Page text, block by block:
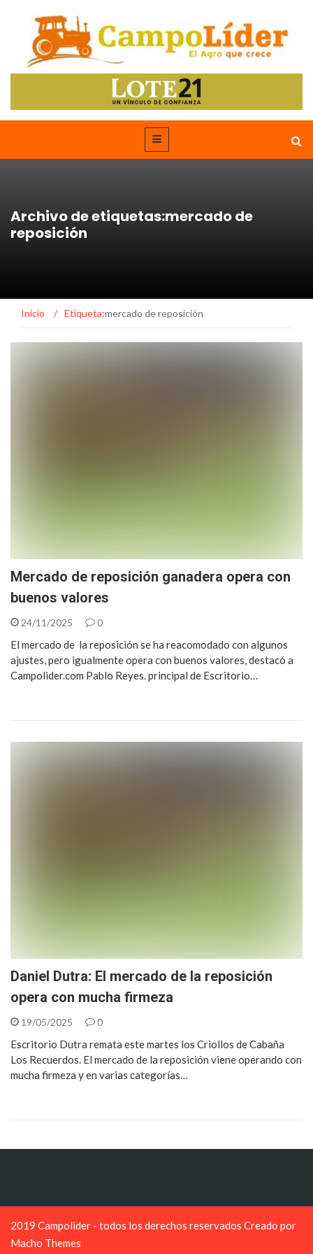
Archivo de etiquetas:mercado de
reposición
Inicio / Etiqueta:mercado de reposición
Mercado de reposición ganadera opera con
buenos valores
24/11/2025 0
El mercado de la reposición se ha reacomodado con algunos
ajustes, pero igualmente opera con buenos valores, destacó a
Campolider.com Pablo Reyes. principal de Escritorio…
Daniel Dutra: El mercado de la reposición
opera con mucha firmeza
19/05/2025 0
Escritorio Dutra remata este martes los Criollos de Cabaña
Los Recuerdos. El mercado de la reposición viene operando con
mucha firmeza y en varias categorías…
2019 Campolider - todos los derechos reservados Creado por
Macho Themes